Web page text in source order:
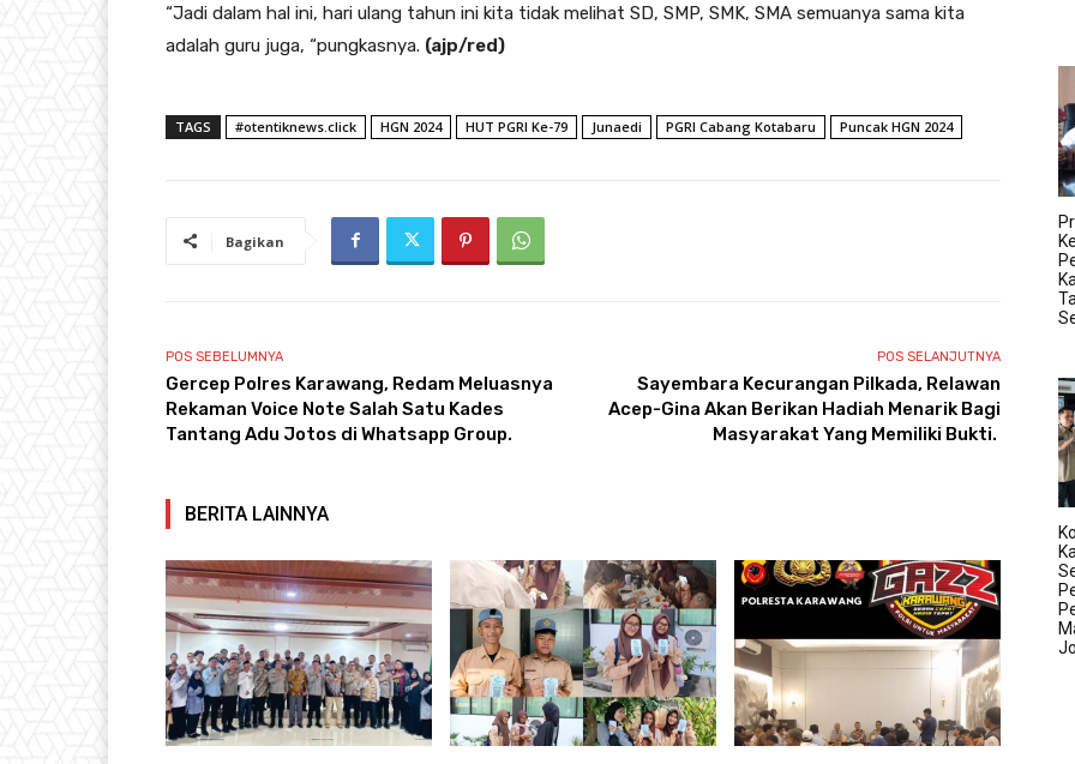
“Jadi dalam hal ini, hari ulang tahun ini kita tidak melihat SD, SMP, SMK, SMA semuanya sama kita
adalah guru juga, “pungkasnya. (ajp/red)
TAGS #otentiknews.click HGN 2024 HUT PGRI Ke-79 Junaedi PGRI Cabang Kotabaru Puncak HGN 2024
Bagikan
POS SEBELUMNYA
Gercep Polres Karawang, Redam Meluasnya
Rekaman Voice Note Salah Satu Kades
Tantang Adu Jotos di Whatsapp Group.
POS SELANJUTNYA
Sayembara Kecurangan Pilkada, Relawan
Acep-Gina Akan Berikan Hadiah Menarik Bagi
Masyarakat Yang Memiliki Bukti.
BERITA LAINNYA